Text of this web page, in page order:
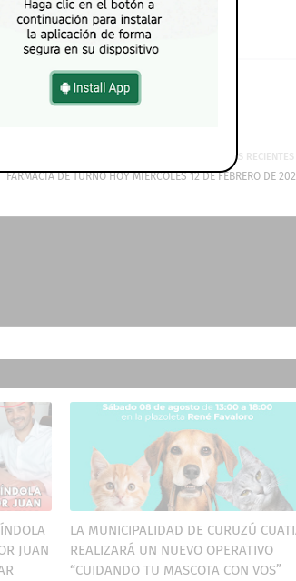
MÁS RECIENTES
FARMACIA DE TURNO HOY MIÉRCOLES 12 DE FEBRERO DE
JUAN
LA MUNICIPALIDAD DE CURUZÚ
REALIZARÁ UN NUEVO OPERATIVO
“CUIDANDO TU MASCOTA CON VOS”